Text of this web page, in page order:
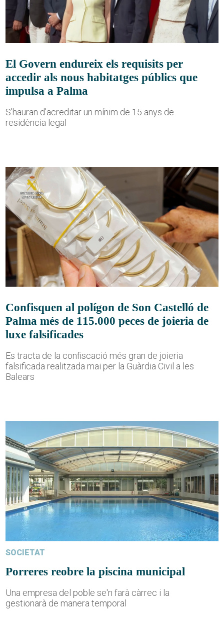
El Govern endureix els requisits per
accedir als nous habitatges públics que
impulsa a Palma
S'hauran d'acreditar un mínim de 15 anys de
residència legal
Confisquen al polígon de Son Castelló de
Palma més de 115.000 peces de joieria de
luxe falsificades
Es tracta de la confiscació més gran de joieria
falsificada realitzada mai per la Guàrdia Civil a les
Balears
SOCIETAT
Porreres reobre la piscina municipal
Una empresa del poble se'n farà càrrec i la
gestionarà de manera temporal